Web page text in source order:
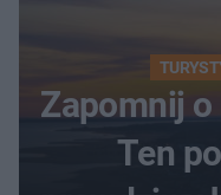
Zapomnij
Ten